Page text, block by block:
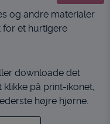
og andre materialer
for et hurtigere
downloade det
på print-ikonet,
højre hjørne.